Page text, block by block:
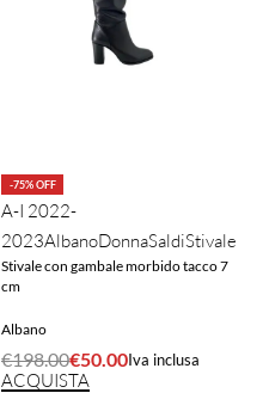
-75% OFF
A-I 2022-
2023AlbanoDonnaSaldiStivale
Stivale con gambale morbido tacco 7
cm
Albano
€198.00€50.00Iva inclusa
ACQUISTA